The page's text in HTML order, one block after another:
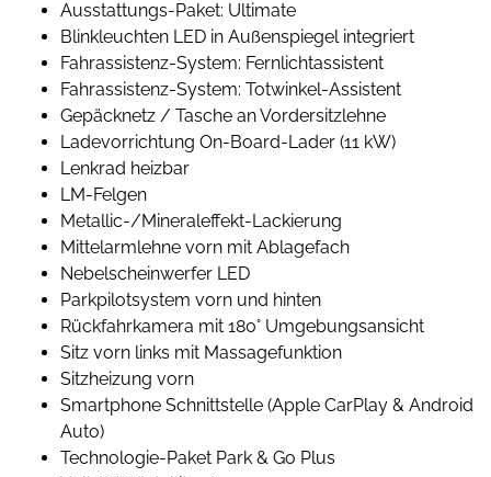
Ausstattungs-Paket: Ultimate
Blinkleuchten LED in Außenspiegel integriert
Fahrassistenz-System: Fernlichtassistent
Fahrassistenz-System: Totwinkel-Assistent
Gepäcknetz / Tasche an Vordersitzlehne
Ladevorrichtung On-Board-Lader (11 kW)
Lenkrad heizbar
LM-Felgen
Metallic-/Mineraleffekt-Lackierung
Mittelarmlehne vorn mit Ablagefach
Nebelscheinwerfer LED
Parkpilotsystem vorn und hinten
Rückfahrkamera mit 180° Umgebungsansicht
Sitz vorn links mit Massagefunktion
Sitzheizung vorn
Smartphone Schnittstelle (Apple CarPlay & Android
Auto)
Technologie-Paket Park & Go Plus